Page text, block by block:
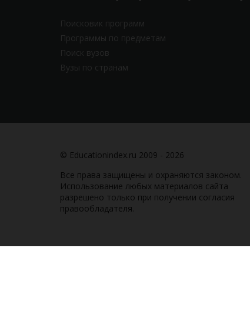
Поисковик программ
Программы по предметам
Поиск вузов
Вузы по странам
© Educationindex.ru 2009 - 2026
Все права защищены и охраняются законом.
Использование любых материалов сайта
разрешено только при получении согласия
правообладателя.